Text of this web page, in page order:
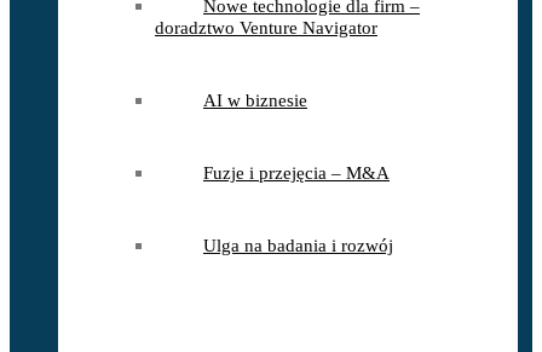
Nowe technologie dla firm –
doradztwo Venture Navigator
AI w biznesie
Fuzje i przejęcia – M&A
Ulga na badania i rozwój